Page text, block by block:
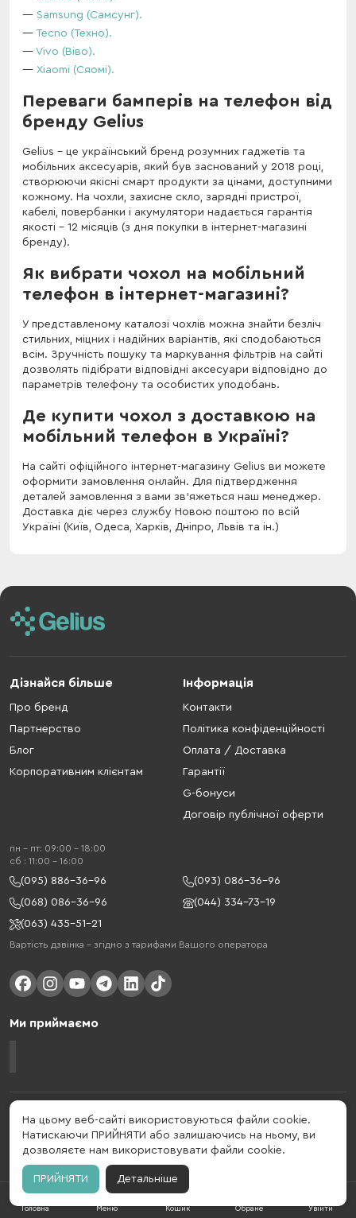
Samsung (Самсунг).
Tecno (Техно).
Vivo (Віво).
Xiaomi (Сяомі).
Переваги бамперів на телефон від
бренду Gelius
Gelius - це український бренд розумних гаджетів та
мобільних аксесуарів, який був заснований у 2018 році,
створюючи якісні смарт продукти за цінами, доступними
кожному. На чохли, захисне скло, зарядні пристрої,
кабелі, повербанки і акумулятори надається гарантія
якості – 12 місяців (з дня покупки в інтернет-магазині
бренду).
Як вибрати чохол на мобільний
телефон в інтернет-магазині?
У представленому каталозі чохлів можна знайти безліч
стильних, міцних і надійних варіантів, які сподобаються
всім. Зручність пошуку та маркування фільтрів на сайті
дозволять підібрати відповідні аксесуари відповідно до
параметрів телефону та особистих уподобань.
Де купити чохол з доставкою на
мобільний телефон в Україні?
На сайті офіційного інтернет-магазину Gelius ви можете
оформити замовлення онлайн. Для підтвердження
деталей замовлення з вами зв'яжеться наш менеджер.
Доставка діє через службу Новою поштою по всій
Україні (Київ, Одеса, Харків, Дніпро, Львів та ін.)
Дізнайся більше
Про бренд
Партнерство
Блог
Корпоративним клієнтам
Інформація
Контакти
Політика конфіденційності
Оплата / Доставка
Гарантії
G-бонуси
Договір публічної оферти
пн - пт: 09:00 - 18:00
cб : 11:00 - 16:00
(095) 886-36-96
(093) 086-36-96
(068) 086-36-96
(044) 334-73-19
(063) 435-51-21
Вартість дзвінка – згідно з тарифами Вашого оператора
Ми приймаємо
Gelius - український бренд, який активно розвивається у сфері смарт
гаджетів та мобільних аксесуарів. Бренд заснований в 2013 році. Gelius
- це набагато більше ніж просто бренд, це стиль життя, який об'єднує в
собі драйв, радість, швидкість, новації і практичність.
Головна Меню Кошик Обране Увійти
На цьому веб-сайті використовуються файли cookie.
Натискаючи ПРИЙНЯТИ або залишаючись на ньому, ви
дозволяєте нам використовувати файли cookie.
ПРИЙНЯТИ Детальніше